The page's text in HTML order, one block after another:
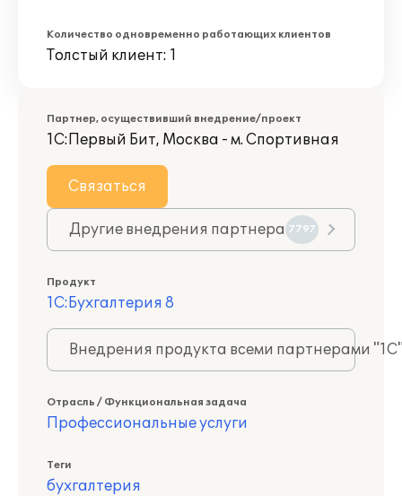
Количество одновременно работающих клиентов
Толстый клиент: 1
Партнер, осуществивший внедрение/проект
1С:Первый Бит, Москва - м. Спортивная
Связаться
Другие внедрения партнера 7797
Продукт
1С:Бухгалтерия 8
Внедрения продукта всеми партнерами
Отрасль / Функциональная задача
Профессиональные услуги
Теги
бухгалтерия